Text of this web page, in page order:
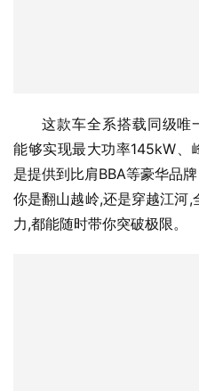
这款车全系搭载同级唯
能够实现最大功率145kW、
是提供到比肩BBA等豪华品
你是翻山越岭,还是穿越江河
力,都能随时带你突破极限。